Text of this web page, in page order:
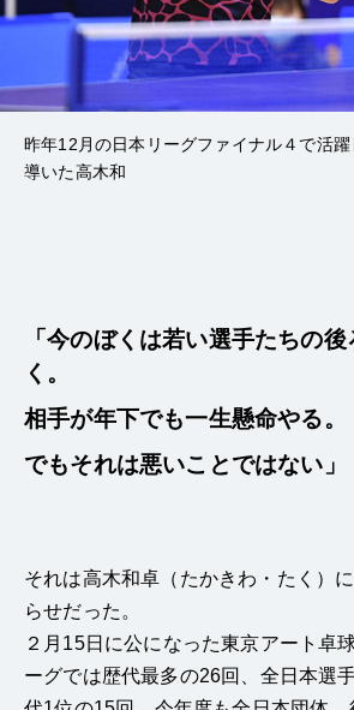
昨年12月の日本リーグファイナル４で活
導いた高木和
「今のぼくは若い選手たちの
く。
相手が年下でも一生懸命やる。
でもそれは悪いことではない」
それは高木和卓（たかきわ・たく）
らせだった。
２月15日に公になった東京アート卓
ーグでは歴代最多の26回、全日本選